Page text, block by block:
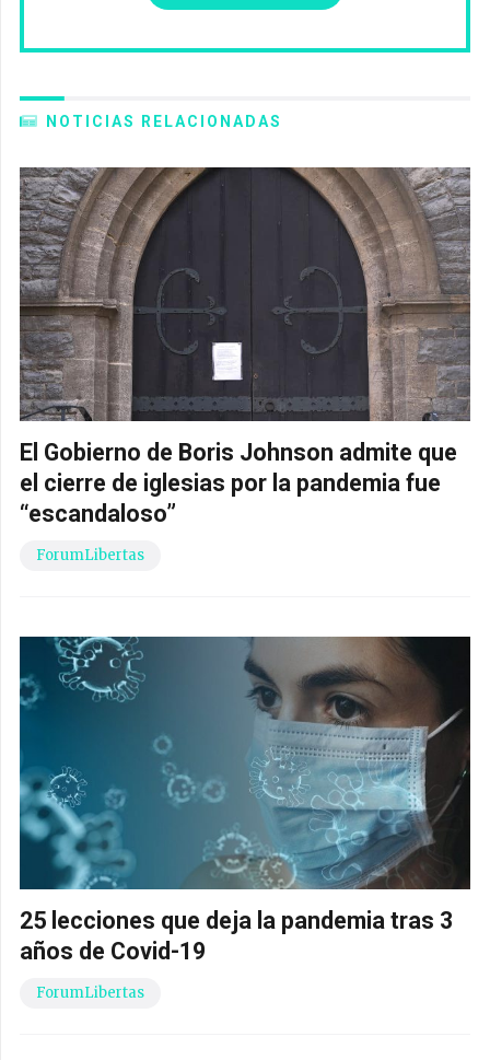
NOTICIAS RELACIONADAS
El Gobierno de Boris Johnson admite que
el cierre de iglesias por la pandemia fue
“escandaloso”
ForumLibertas
25 lecciones que deja la pandemia tras 3
años de Covid-19
ForumLibertas